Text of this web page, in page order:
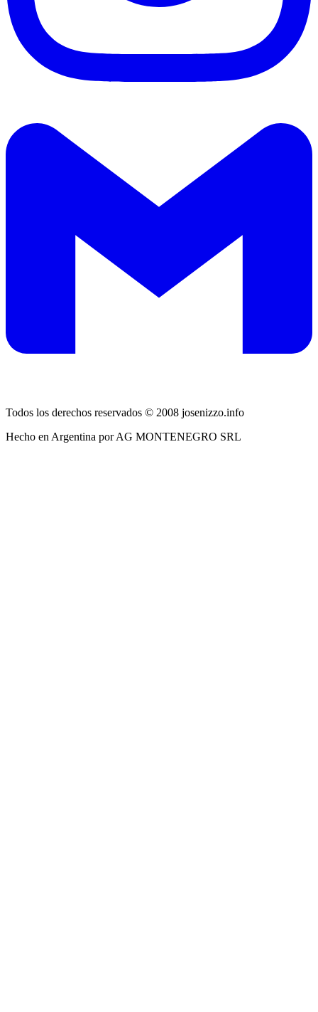
Todos los derechos reservados © 2008 josenizzo.info
Hecho en Argentina por AG MONTENEGRO SRL